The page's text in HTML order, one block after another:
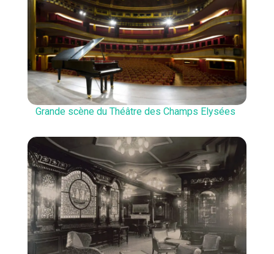
Grande scène du Théâtre des Champs Elysées